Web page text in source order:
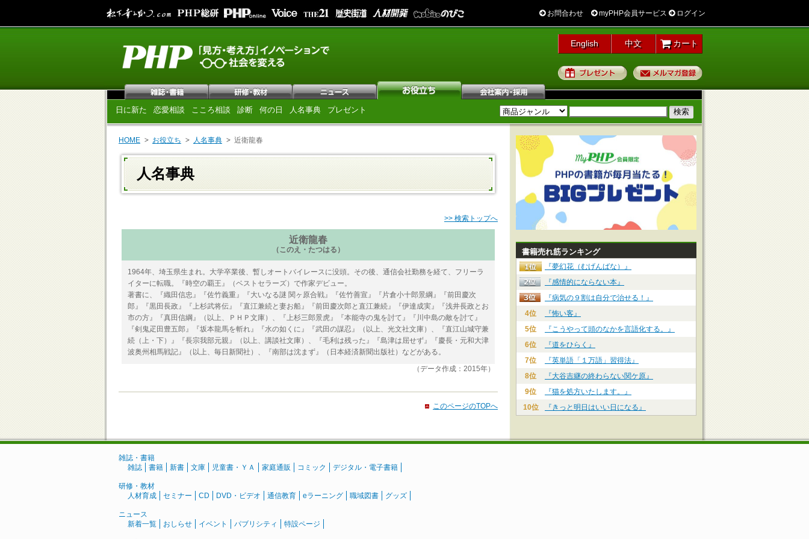
お問合わせ myPHP会員サービス ログイン
English 中文 カート
プレゼント
日に新た 恋愛相談 こころ相談 診断 何の日 人名事典 プレゼント
HOME お役立ち 人名事典 近衛龍春
人名事典
>> 検索トップへ
近衛龍春
（このえ・たつはる）
1964年、埼玉県生まれ。大学卒業後、暫しオートバイレースに没頭。その後、通信会社勤務を経て、フリーラ
イターに転職。『時空の覇王』（ベストセラーズ）で作家デビュー。
著書に、『織田信忠』『佐竹義重』『大いなる謎 関ヶ原合戦』『佐竹善宣』『片倉小十郎景綱』『前田慶次
郎』『黒田長政』『上杉武将伝』『直江兼続と妻お船』『前田慶次郎と直江兼続』『伊達成実』『浅井長政とお
市の方』『真田信綱』（以上、ＰＨＰ文庫）、『上杉三郎景虎』『本能寺の鬼を討て』『川中島の敵を討て』
『剣鬼疋田豊五郎』『坂本龍馬を斬れ』『水の如くに』『武田の謀忍』（以上、光文社文庫）、『直江山城守兼
続（上・下）』『長宗我部元親』（以上、講談社文庫）、『毛利は残った』『島津は屈せず』『慶長・元和大津
波奥州相馬戦記』（以上、毎日新聞社）、『南部は沈まず』（日本経済新聞出版社）などがある。
（データ作成：2015年）
このページのTOPへ
書籍売れ筋ランキング
『夢幻花（むげんばな）』
『感情的にならない本』
『病気の９割は自分で治せる！』
4位
『怖い客』
5位
『こうやって頭のなかを言語化する。』
6位
『道をひらく』
7位
『英単語「１万語」習得法』
8位
『大谷吉継の終わらない関ケ原』
9位
『猫を処方いたします。』
10位
『きっと明日はいい日になる』
雑誌・書籍
雑誌
書籍 新書 文庫 児童書・ＹＡ 家庭通販 コミック デジタル・電子書籍
研修・教材
人材育成
セミナー CD DVD・ビデオ 通信教育 eラーニング 職域図書 グッズ
ニュース
新着一覧
おしらせ イベント パブリシティ 特設ページ